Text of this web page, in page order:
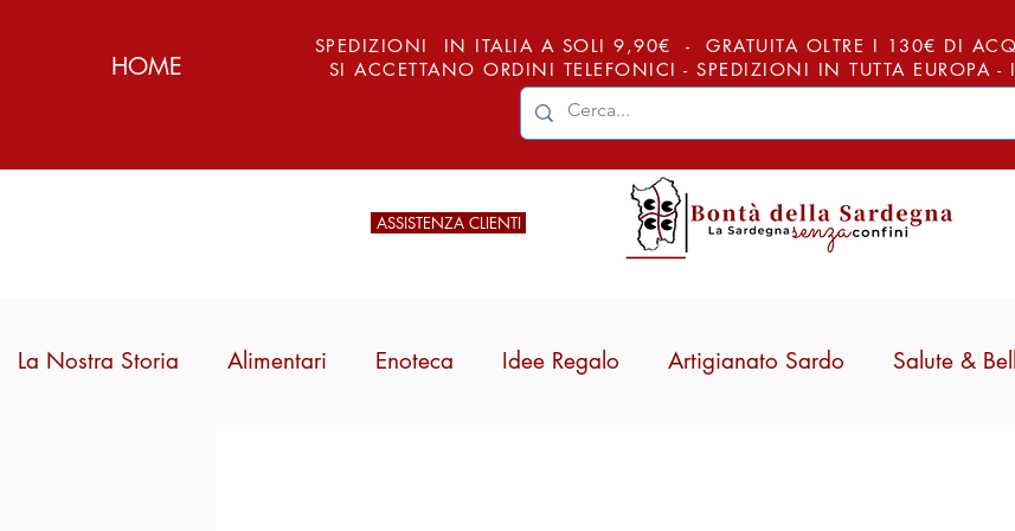
HOME
SPEDIZIONI IN ITALIA A SOLI 9,90€ - GRATUITA OLTRE I 130€ DI
SI ACCETTANO ORDINI TELEFONICI - SPEDIZIONI IN TUTTA EUROPA
ASSISTENZA CLIENTI
La Nostra Storia Alimentari Enoteca Idee Regalo Artigianato Sardo Salute &